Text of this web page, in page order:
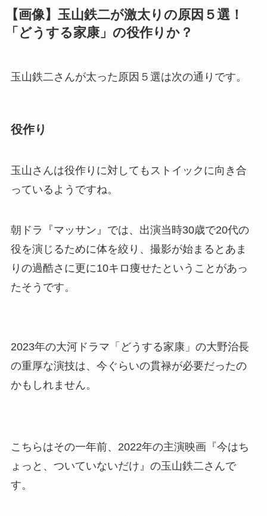
【画像】玉山鉄二が激太りの原因５選！
「どうする家康」の役作りか？
玉山鉄二さんが太った原因５選は次の通りです。
役作り
玉山さんは役作りに対してもストイックに向き合
っているようですね。
朝ドラ『マッサン』では、出演当時30歳で20代の
役を演じるために体を絞り、撮影が始まるとあま
りの過酷さに更に10キロ痩せたということがあっ
たそうです。
2023年の大河ドラマ「どうする家康」の大野治長
の重厚な演技は、今ぐらいの貫禄が必要だったの
かもしれません。
こちらはその一年前、2022年の主演映画『今はち
ょっと、ついていないだけ』の玉山鉄二さんで
す。